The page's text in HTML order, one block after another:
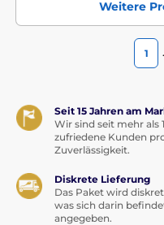
Weitere
1
Seit 15 Jahren am
Wir sind seit mehr als
zufriedene Kunden
Zuverlässigkeit.
Diskrete Lieferung
Das Paket wird
was sich darin
angegeben.